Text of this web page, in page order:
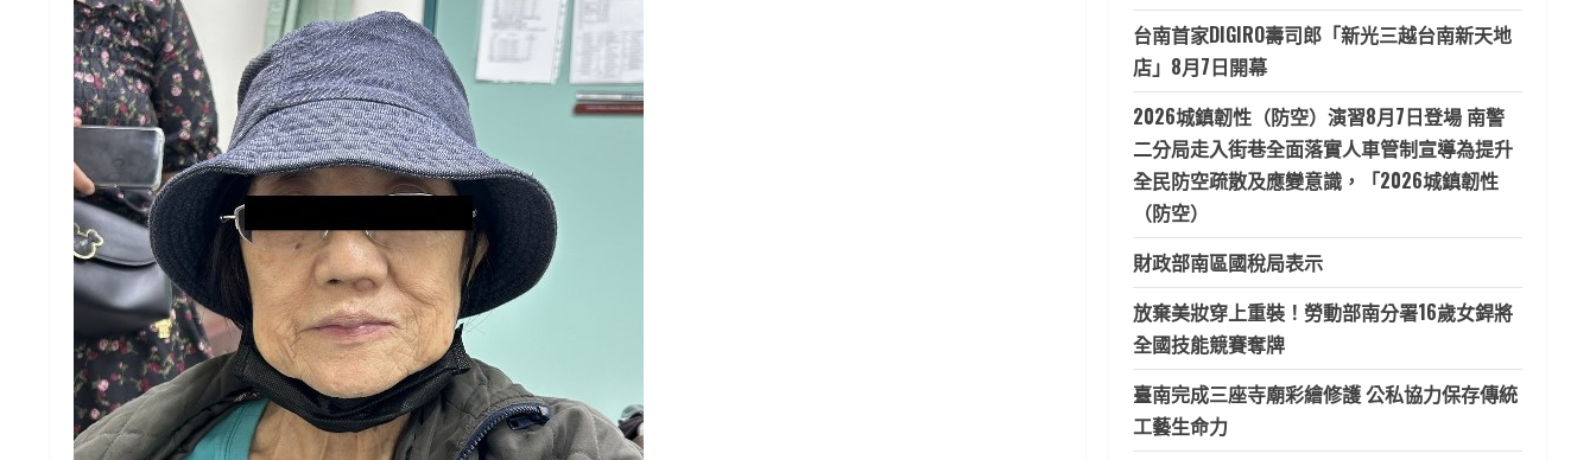
台南首家DIGIRO壽司郎「新光三越台南新天地
店」8月7日開幕
2026城鎮韌性（防空）演習8月7日登場 南警
二分局走入街巷全面落實人車管制宣導為提升
全民防空疏散及應變意識，「2026城鎮韌性
（防空）
財政部南區國稅局表示
放棄美妝穿上重裝！勞動部南分署16歲女銲將
全國技能競賽奪牌
臺南完成三座寺廟彩繪修護 公私協力保存傳統
工藝生命力